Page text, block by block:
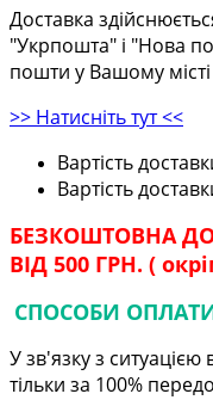
Доставка
"Укрпошта" і "Нова
пошти у Вашому
>> Натисніть тут <<
Вартість
Вартість
БЕЗКОШТОВНА
ВІД 500 ГРН. (
СПОСОБИ
У зв'язку з
тільки за 100%